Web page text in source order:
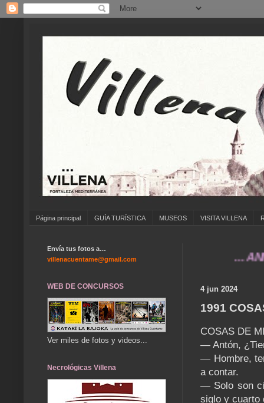
Página principal GUÍA TURÍSTICA MUSEOS VISITA VILLENA
... ANÍMATE
4 jun 2024
1991
COSAS DE
— Antón,
— Hombre,
a contar.
— Solo son
siglo y cuarto
Envía tus fotos a…
villenacuentame@gmail.com
WEB DE CONCURSOS
Ver miles de fotos y videos...
Necrológicas Villena